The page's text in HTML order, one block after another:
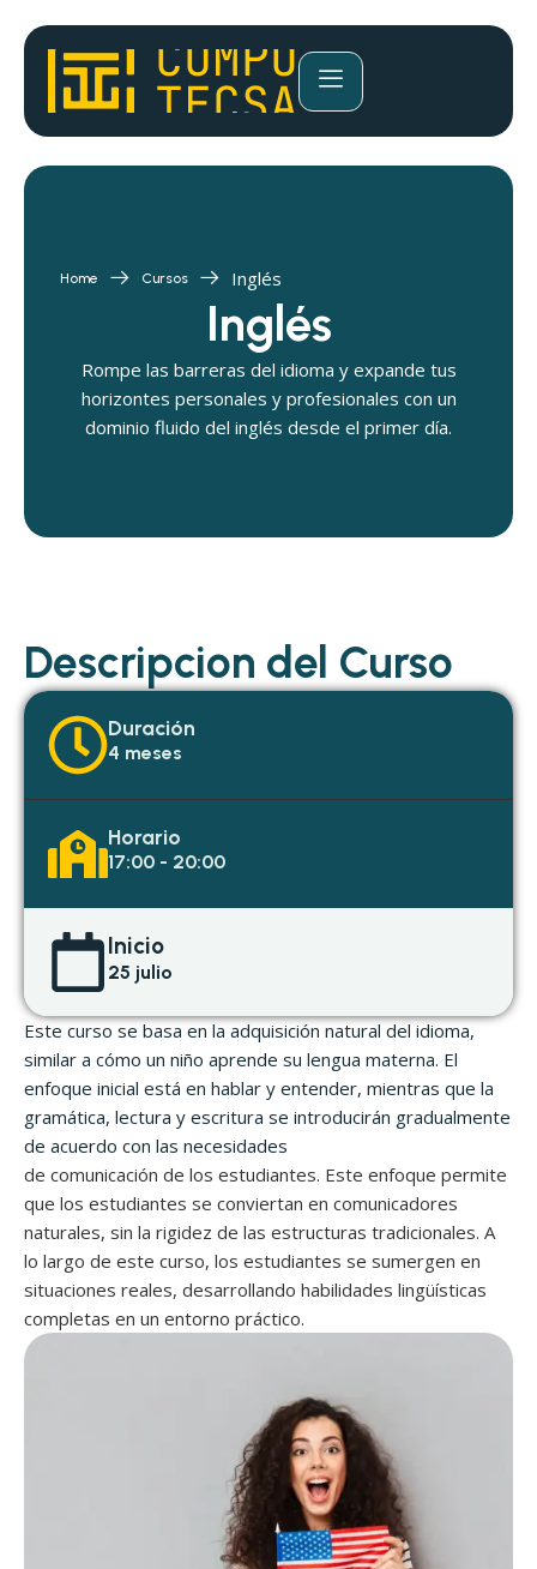
Home Cursos Inglés
Inglés
Rompe las barreras del idioma y expande tus
horizontes personales y profesionales con un
dominio fluido del inglés desde el primer día.
Descripcion del Curso
Duración
4 meses
Horario
17:00 - 20:00
Inicio
25 julio
Este curso se basa en la adquisición natural del idioma,
similar a cómo un niño aprende su lengua materna. El
enfoque inicial está en hablar y entender, mientras que la
gramática, lectura y escritura se introducirán gradualmente
de acuerdo con las necesidades
de comunicación de los estudiantes. Este enfoque permite
que los estudiantes se conviertan en comunicadores
naturales, sin la rigidez de las estructuras tradicionales. A
lo largo de este curso, los estudiantes se sumergen en
situaciones reales, desarrollando habilidades lingüísticas
completas en un entorno práctico.